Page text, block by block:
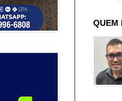
QUEM